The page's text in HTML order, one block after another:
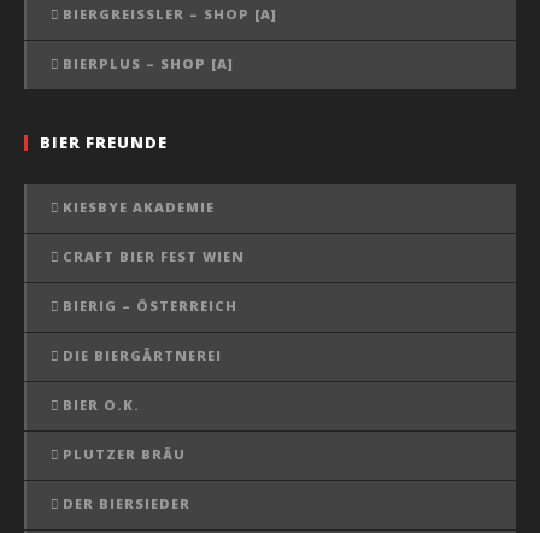
BIERGREISSLER – SHOP [A]
BIERPLUS – SHOP [A]
BIER FREUNDE
KIESBYE AKADEMIE
CRAFT BIER FEST WIEN
BIERIG – ÖSTERREICH
DIE BIERGÄRTNEREI
BIER O.K.
PLUTZER BRÄU
DER BIERSIEDER